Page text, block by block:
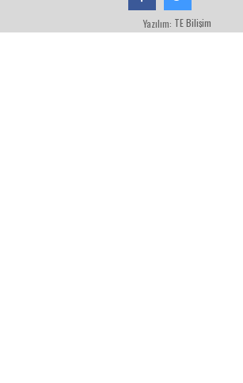
Yazılım: TE Bilişim